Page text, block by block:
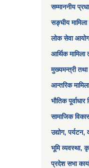
सम्माननीय
सङ्‍घीय
लोक सेवा आयोग
आर्थिक मामिला
मुख्यमन्त्री तथा
आन्तरिक
भौतिक
सामाजिक
उद्योग,
भूमि व्यवस्था,
प्रदेश सभा